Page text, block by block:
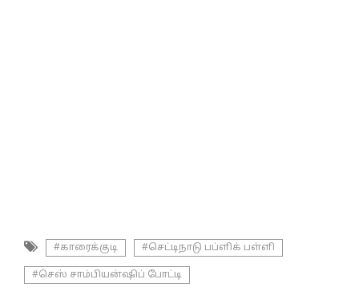
#காரைக்குடி #செட்டிநாடு பப்ளிக் பள்ளி
#செஸ் சாம்பியன்ஷிப் போட்டி